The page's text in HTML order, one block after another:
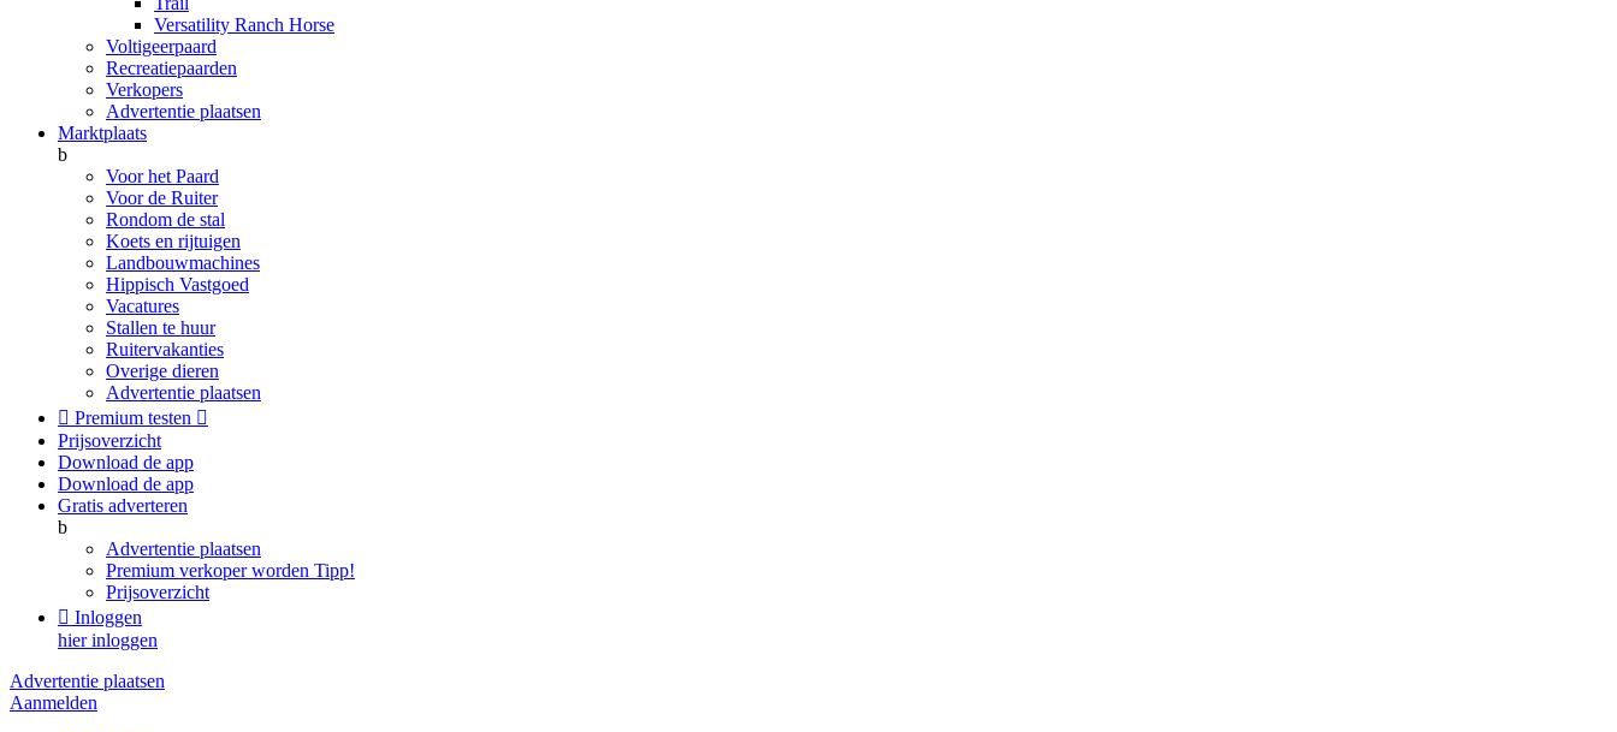
Versatility Ranch Horse
Voltigeerpaard
Recreatiepaarden
Verkopers
Advertentie plaatsen
Marktplaats
b
Voor het Paard
Voor de Ruiter
Rondom de stal
Koets en rijtuigen
Landbouwmachines
Hippisch Vastgoed
Vacatures
Stallen te huur
Ruitervakanties
Overige dieren
Advertentie plaatsen
 Premium testen 
Prijsoverzicht
Download de app
Download de app
Gratis adverteren
b
Advertentie plaatsen
Premium verkoper worden Tipp!
Prijsoverzicht
 Inloggen
hier inloggen
Advertentie plaatsen
Aanmelden